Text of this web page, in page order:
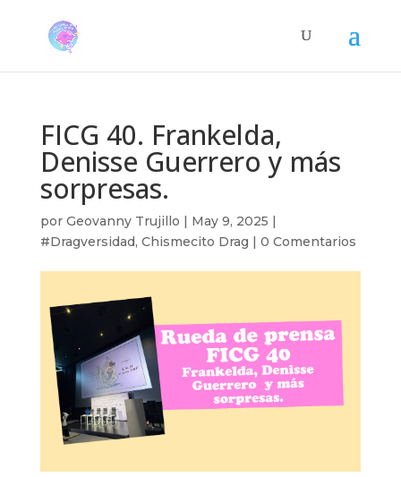
FICG 40. Frankelda,
Denisse Guerrero y más
sorpresas.
por Geovanny Trujillo | May 9, 2025 |
#Dragversidad, Chismecito Drag | 0 Comentarios